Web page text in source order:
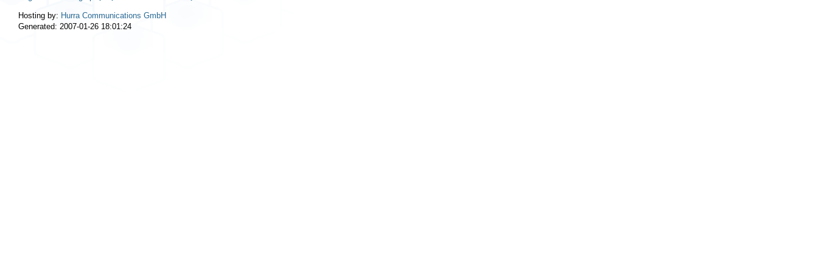
Hosting by: Hurra Communications GmbH
Generated: 2007-01-26 18:01:24